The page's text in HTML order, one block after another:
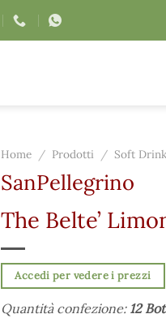
Home / Prodotti / Soft Drink
SanPellegrino
The Belte’
Accedi per vedere i prezzi
Quantità confezione: 12